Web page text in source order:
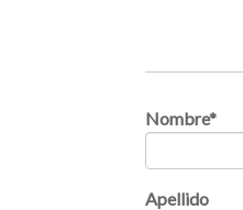
Nombre*
Apellido